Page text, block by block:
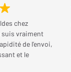
chez
suis vraiment
de l’envoi,
et le